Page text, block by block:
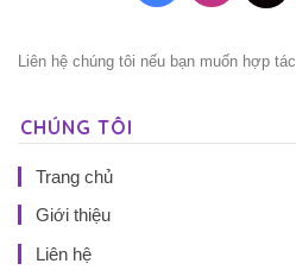
Liên hệ chúng tôi nếu bạn muốn hợp tác.
CHÚNG TÔI
Trang chủ
Giới thiệu
Liên hệ